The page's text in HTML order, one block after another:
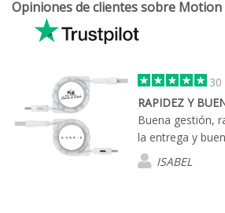
Opiniones de clientes sobre Motion
RAPIDEZ Y
Buena gestión,
la entrega y
ISABEL